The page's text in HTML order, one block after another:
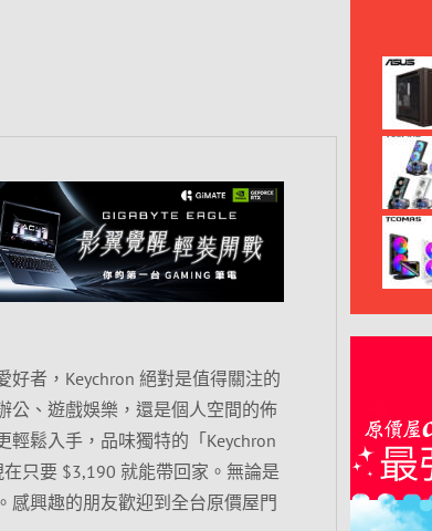
者，Keychron 絕對是值得關注的
公、遊戲娛樂，還是個人空間的佈
鬆入手，品味獨特的「Keychron
只要 $3,190 就能帶回家。無論是
感興趣的朋友歡迎到全台原價屋門